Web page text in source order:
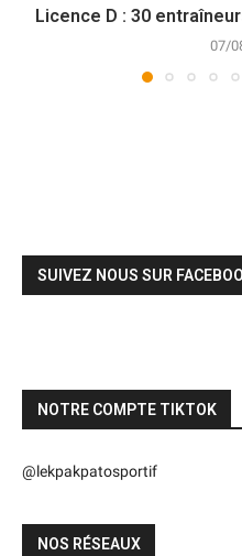
Licence D : 30
07/
SUIVEZ NOUS SUR
NOTRE COMPTE TIKTOK
@lekpakpatosportif
NOS RÉSEAUX